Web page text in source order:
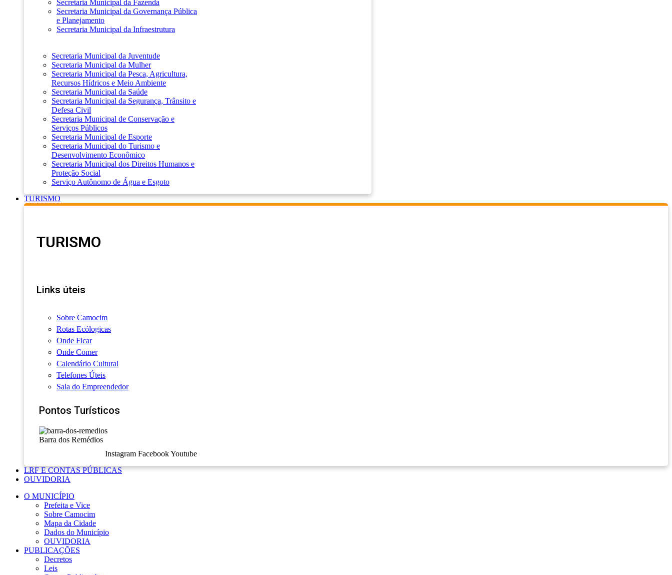
Secretaria Municipal da Fazenda
Secretaria Municipal da Governança Pública
e Planejamento
Secretaria Municipal da Infraestrutura
Secretaria Municipal da Juventude
Secretaria Municipal da Mulher
Secretaria Municipal da Pesca, Agricultura,
Recursos Hídricos e Meio Ambiente
Secretaria Municipal da Saúde
Secretaria Municipal da Segurança, Trânsito e
Defesa Civil
Secretaria Municipal de Conservação e
Serviços Públicos
Secretaria Municipal de Esporte
Secretaria Municipal do Turismo e
Desenvolvimento Econômico
Secretaria Municipal dos Direitos Humanos e
Proteção Social
Serviço Autônomo de Água e Esgoto
TURISMO
TURISMO
Links úteis
Sobre Camocim
Rotas Ecólogicas
Onde Ficar
Onde Comer
Calendário Cultural
Telefones Úteis
Sala do Empreendedor
Pontos Turísticos
Barra dos Remédios
Instagram FacebookYoutube
LRF E CONTAS PÚBLICAS
OUVIDORIA
O MUNICÍPIO
Prefeita e Vice
Sobre Camocim
Mapa da Cidade
Dados do Município
OUVIDORIA
PUBLICAÇÕES
Decretos
Leis